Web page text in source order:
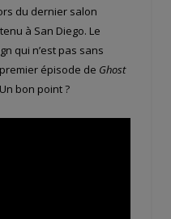
du dernier salon
à San Diego. Le
qui n’est pas sans
épisode de Ghost
bon point ?